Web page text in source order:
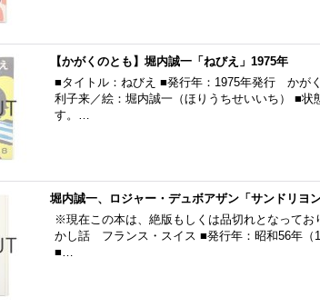
【かがくのとも】堀内誠一「ねびえ」1975年
■タイトル：ねびえ ■発行年：1975年発行 かが
利子来／絵：堀内誠一（ほりうちせいいち） ■
す。…
堀内誠一、ロジャー・デュボアザン「サンドリヨ
※現在この本は、絶版もしくは品切れとなって
かし話 フランス・スイス ■発行年：昭和56年
■…